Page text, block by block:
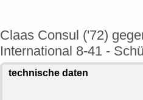
Claas Consul ('72)
International 8-41 -
technische daten